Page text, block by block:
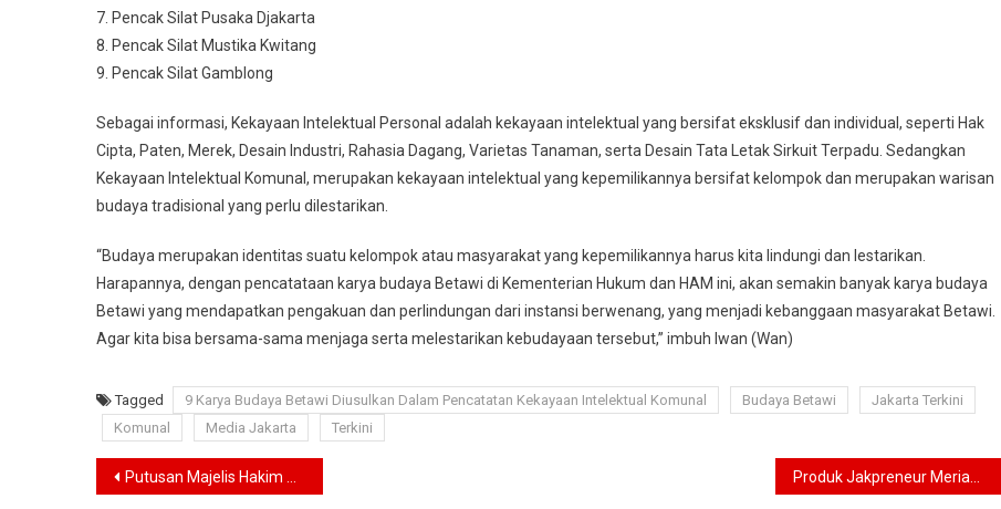
7. Pencak Silat Pusaka Djakarta
8. Pencak Silat Mustika Kwitang
9. Pencak Silat Gamblong
Sebagai informasi, Kekayaan Intelektual Personal adalah kekayaan intelektual yang bersifat eksklusif dan individual, seperti Hak
Cipta, Paten, Merek, Desain Industri, Rahasia Dagang, Varietas Tanaman, serta Desain Tata Letak Sirkuit Terpadu. Sedangkan
Kekayaan Intelektual Komunal, merupakan kekayaan intelektual yang kepemilikannya bersifat kelompok dan merupakan warisan
budaya tradisional yang perlu dilestarikan.
“Budaya merupakan identitas suatu kelompok atau masyarakat yang kepemilikannya harus kita lindungi dan lestarikan.
Harapannya, dengan pencatataan karya budaya Betawi di Kementerian Hukum dan HAM ini, akan semakin banyak karya budaya
Betawi yang mendapatkan pengakuan dan perlindungan dari instansi berwenang, yang menjadi kebanggaan masyarakat Betawi.
Agar kita bisa bersama-sama menjaga serta melestarikan kebudayaan tersebut,” imbuh Iwan (Wan)
Tagged 9 Karya Budaya Betawi Diusulkan Dalam Pencatatan Kekayaan Intelektual Komunal Budaya Betawi
Jakarta Terkini
Komunal
Media Jakarta Terkini
Navigasi
Putusan Majelis Hakim Bebaskan 2 Polisi Penembak Mati Laskar FPI Dinilai Sesat